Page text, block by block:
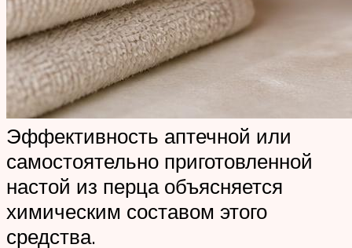
Эффективность аптечной или
самостоятельно приготовленной
настой из перца объясняется
химическим составом этого
средства.